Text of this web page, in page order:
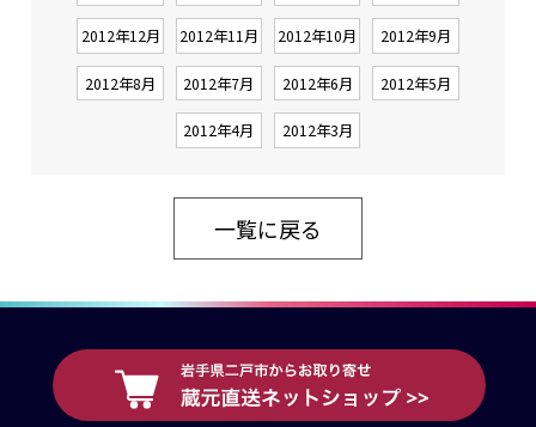
2012年12月 2012年11月 2012年10月 2012年9月
2012年8月 2012年7月 2012年6月 2012年5月
2012年4月 2012年3月
一覧に戻る